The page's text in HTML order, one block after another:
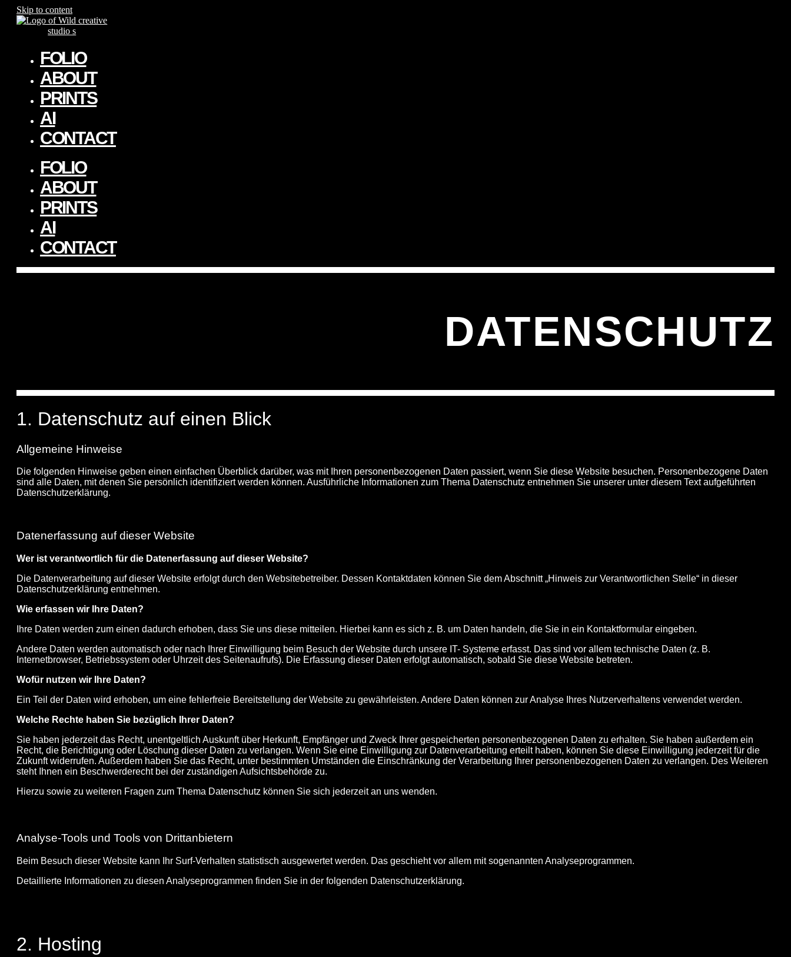
Skip to content
FOLIO
ABOUT
PRINTS
AI
CONTACT
FOLIO
ABOUT
PRINTS
AI
CONTACT
DATENSCHUTZ
1. Datenschutz auf einen Blick
Allgemeine Hinweise
Die folgenden Hinweise geben einen einfachen Überblick darüber, was mit Ihren personenbezogenen Daten passiert, wenn Sie diese Website besuchen. Personenbezogene Daten
sind alle Daten, mit denen Sie persönlich identifiziert werden können. Ausführliche Informationen zum Thema Datenschutz entnehmen Sie unserer unter diesem Text aufgeführten
Datenschutzerklärung.
Datenerfassung auf dieser Website
Wer ist verantwortlich für die Datenerfassung auf dieser Website?
Die Datenverarbeitung auf dieser Website erfolgt durch den Websitebetreiber. Dessen Kontaktdaten können Sie dem Abschnitt „Hinweis zur Verantwortlichen Stelle“ in dieser
Datenschutzerklärung entnehmen.
Wie erfassen wir Ihre Daten?
Ihre Daten werden zum einen dadurch erhoben, dass Sie uns diese mitteilen. Hierbei kann es sich z. B. um Daten handeln, die Sie in ein Kontaktformular eingeben.
Andere Daten werden automatisch oder nach Ihrer Einwilligung beim Besuch der Website durch unsere IT- Systeme erfasst. Das sind vor allem technische Daten (z. B.
Internetbrowser, Betriebssystem oder Uhrzeit des Seitenaufrufs). Die Erfassung dieser Daten erfolgt automatisch, sobald Sie diese Website betreten.
Wofür nutzen wir Ihre Daten?
Ein Teil der Daten wird erhoben, um eine fehlerfreie Bereitstellung der Website zu gewährleisten. Andere Daten können zur Analyse Ihres Nutzerverhaltens verwendet werden.
Welche Rechte haben Sie bezüglich Ihrer Daten?
Sie haben jederzeit das Recht, unentgeltlich Auskunft über Herkunft, Empfänger und Zweck Ihrer gespeicherten personenbezogenen Daten zu erhalten. Sie haben außerdem ein
Recht, die Berichtigung oder Löschung dieser Daten zu verlangen. Wenn Sie eine Einwilligung zur Datenverarbeitung erteilt haben, können Sie diese Einwilligung jederzeit für die
Zukunft widerrufen. Außerdem haben Sie das Recht, unter bestimmten Umständen die Einschränkung der Verarbeitung Ihrer personenbezogenen Daten zu verlangen. Des Weiteren
steht Ihnen ein Beschwerderecht bei der zuständigen Aufsichtsbehörde zu.
Hierzu sowie zu weiteren Fragen zum Thema Datenschutz können Sie sich jederzeit an uns wenden.
Analyse-Tools und Tools von Drittanbietern
Beim Besuch dieser Website kann Ihr Surf-Verhalten statistisch ausgewertet werden. Das geschieht vor allem mit sogenannten Analyseprogrammen.
Detaillierte Informationen zu diesen Analyseprogrammen finden Sie in der folgenden Datenschutzerklärung.
2. Hosting